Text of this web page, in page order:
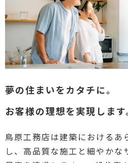
夢の住まいをカタチに。
お客様の理想を実現します
鳥原工務店は建築におけるあ
し、高品質な施工と細やかな